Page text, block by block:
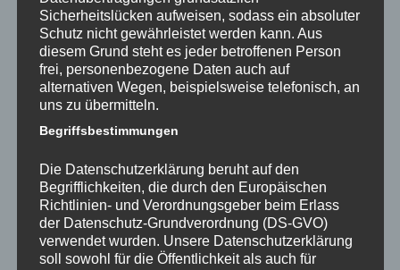
Stresssituationen, Umgang mit Gefühlen, Schulung des
inneren Beobachters, bewusste Entscheidungen statt
Autopilot, achtsame Kommunikation, Selbstfürsorge,
Integration der Übungen im Alltag und ein Schweigetag
mit Meditationen im Sitzen, Yoga und Gehmeditation.
Leitung:
Mag. Birgit M. Zimmermann
Referentin und Coach mit Schwerpunkt Burnout-
Prävention, Resilienz, Stressbewältigung durch
Achtsamkeit u.a.
Ausbildung:
Sicherheitslücken aufweisen, sodass ein absoluter
Schutz nicht gewährleistet werden kann. Aus
diesem Grund steht es jeder betroffenen Person
frei, personenbezogene Daten auch auf
alternativen Wegen, beispielsweise telefonisch, an
uns zu übermitteln.
Begriffsbestimmungen
Die Datenschutzerklärung beruht auf den
Begrifflichkeiten, die durch den Europäischen
Richtlinien- und Verordnungsgeber beim Erlass
der Datenschutz-Grundverordnung (DS-GVO)
verwendet wurden. Unsere Datenschutzerklärung
soll sowohl für die Öffentlichkeit als auch für